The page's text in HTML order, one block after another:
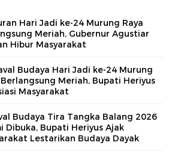
Hari Jadi ke-24 Murung Raya
Meriah, Gubernur Agustiar
Hibur Masyarakat
Budaya Hari Jadi ke-24 Murung
Berlangsung Meriah, Bupati Heriyus
Masyarakat
Budaya Tira Tangka Balang 2026
Dibuka, Bupati Heriyus Ajak
Lestarikan Budaya Dayak